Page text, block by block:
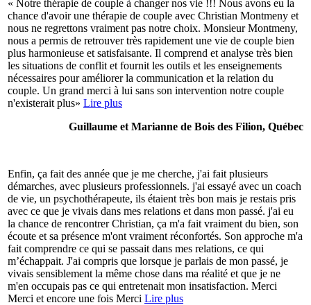
« Notre thérapie de couple à changer nos vie !!! Nous avons eu la
chance d'avoir une thérapie de couple avec Christian Montmeny et
nous ne regrettons vraiment pas notre choix. Monsieur Montmeny,
nous a permis de retrouver très rapidement une vie de couple bien
plus harmonieuse et satisfaisante. Il comprend et analyse très bien
les situations de conflit et fournit les outils et les enseignements
nécessaires pour améliorer la communication et la relation du
couple. Un grand merci à lui sans son intervention notre couple
n'existerait plus» Lire plus
Guillaume et Marianne de Bois des Filion, Québec
Enfin, ça fait des année que je me cherche, j'ai fait plusieurs
démarches, avec plusieurs professionnels. j'ai essayé avec un coach
de vie, un psychothérapeute, ils étaient très bon mais je restais pris
avec ce que je vivais dans mes relations et dans mon passé. j'ai eu
la chance de rencontrer Christian, ça m'a fait vraiment du bien, son
écoute et sa présence m'ont vraiment réconfortés. Son approche m'a
fait comprendre ce qui se passait dans mes relations, ce qui
m’échappait. J'ai compris que lorsque je parlais de mon passé, je
vivais sensiblement la même chose dans ma réalité et que je ne
m'en occupais pas ce qui entretenait mon insatisfaction. Merci
Merci et encore une fois Merci Lire plus